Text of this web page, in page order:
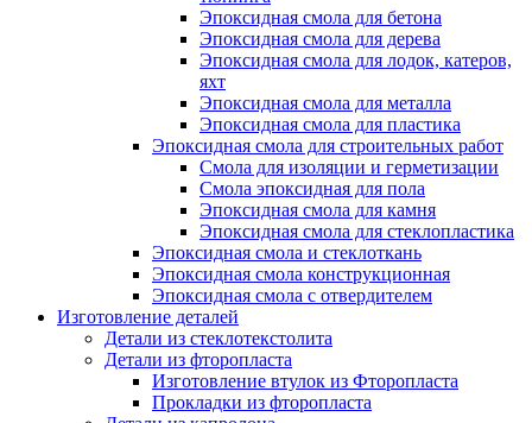
Эпоксидная смола для бетона
Эпоксидная смола для дерева
Эпоксидная смола для лодок, катеров,
яхт
Эпоксидная смола для металла
Эпоксидная смола для пластика
Эпоксидная смола для строительных работ
Смола для изоляции и герметизации
Смола эпоксидная для пола
Эпоксидная смола для камня
Эпоксидная смола для стеклопластика
Эпоксидная смола и стеклоткань
Эпоксидная смола конструкционная
Эпоксидная смола с отвердителем
Изготовление деталей
Детали из стеклотекстолита
Детали из фторопласта
Изготовление втулок из Фторопласта
Прокладки из фторопласта